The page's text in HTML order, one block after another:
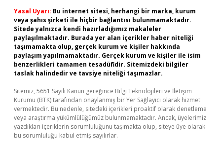
Yasal Uyarı: Bu internet sitesi, herhangi bir marka, kurum
veya şahıs şirketi ile hiçbir bağlantısı bulunmamaktadır.
Sitede yalnızca kendi hazırladığımız makaleler
paylaşılmaktadır. Burada yer alan içerikler haber niteliği
taşımamakta olup, gerçek kurum ve kişiler hakkında
paylaşım yapılmamaktadır. Gerçek kurum ve kişiler ile isim
benzerlikleri tamamen tesadüfidir. Sitemizdeki bilgiler
taslak halindedir ve tavsiye niteliği taşımazlar.
Sitemiz, 5651 Sayılı Kanun gereğince Bilgi Teknolojileri ve İletişim
Kurumu (BTK) tarafından onaylanmış bir Yer Sağlayıcı olarak hizmet
vermektedir. Bu nedenle, sitedeki içerikleri proaktif olarak denetleme
veya araştırma yükümlülüğümüz bulunmamaktadır. Ancak, üyelerimiz
yazdıkları içeriklerin sorumluluğunu taşımakta olup, siteye üye olarak
bu sorumluluğu kabul etmiş sayılırlar.